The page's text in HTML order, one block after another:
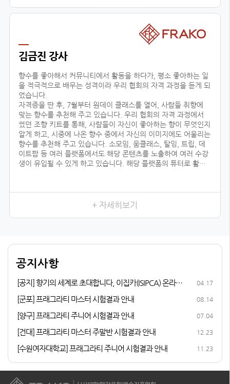
김금진 강사
향수를 좋아해서 커뮤니티에서 활동을 하다가, 평소 좋아하는 일
을 적극적으로 배우는 성격이라 우리 협회의 자격 과정을 듣게 되
었습니다.
자격증을 딴 후, 7월부터 원데이 클래스를 열어, 사람들 취향에
맞는 향수를 추천해 주고 있습니다. 우리 협회의 자격 과정에서
썼던 조향 키트를 통해, 사람들이 자신이 좋아하는 향이 무엇인지
알게 하고, 시중에 나온 향수 중에서 자신의 이미지에도 어울리는
향수를 추천해 주고 있습니다. 소모임, 움클래스, 탈잉, 트립, 데
이트팝 등 여러 플랫폼에서도 해당 콘텐츠를 노출하여 여러 수강
생이 유입될 수 있게 하고 있습니다. 해당 플랫폼의 튜터로 활동
향수를 취미로 즐기다가 조향 자격증 과정을 듣게 된 이유는, 내
가 좋아하는 일을 더 전문적으로 배워 보고 싶어서였습니다. 여러
어코드를 발견하는 3급, 내가 생각하는 이미지의 향을 더 잘 표현
큘럼이 마음에 들었고, 자격증 취득 후 취업 및 창업 연계 등의 든
든한 지원이 있어 자격증 과정에 참여하게 되었습니다.
+ 자세히보기
공지사항
[공지] 향기의 세계로 초대합니다, 이집카(ISIPCA) 온라인
04.17
[군포] 프래그라티 마스터 시험결과 안내 08.14
[양구] 프래그라티 주니어 시험결과 안내 07.04
[건대] 프래그라티 마스터 주말반 시험결과 안내 12.23
[수원여자대학교] 프래그라티 주니어 시험결과 안내 11.23